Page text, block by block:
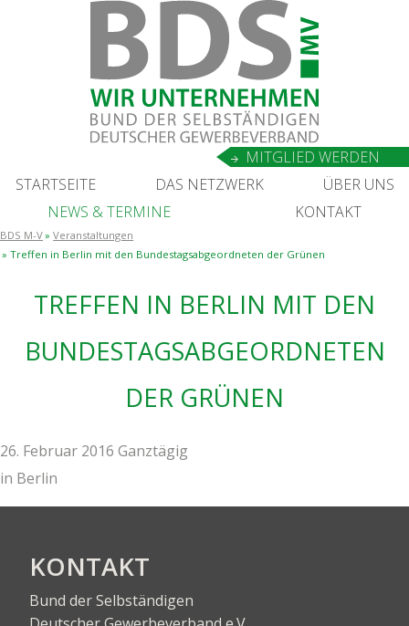
START­SEI­TE DAS NETZ­WERK
ÜBER UNS
NEWS &TERMINE KON­TAKT
MIT­GLIED WERDEN
BDS M-V
Veranstaltungen
Tref­fen in Ber­lin mit den Bun­des­tags­ab­ge­ord­ne­ten der Grünen
TREF­FEN IN BER­LIN MIT DEN
BUN­DES­TAGS­AB­GE­ORD­NE­TEN
DER GRÜNEN
26. Februar 2016 Ganztägig
in Berlin
KON­TAKT
Bund der Selbständigen